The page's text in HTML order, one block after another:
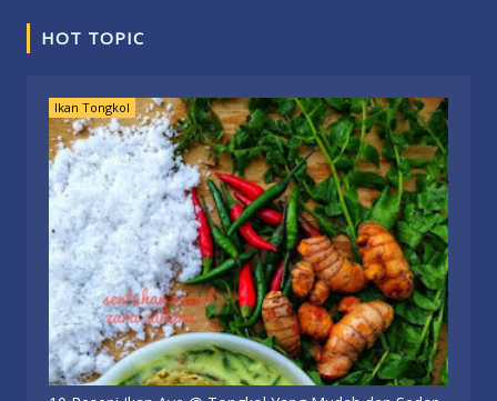
HOT TOPIC
Ikan Tongkol